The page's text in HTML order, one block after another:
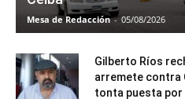
Mesa de Redacción - 05/08/2026
Gilberto Ríos
arremete contra
tonta puesta por